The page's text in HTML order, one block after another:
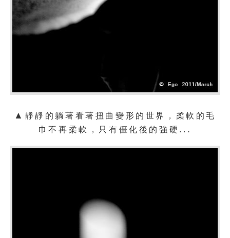
▲ 靜靜的躺著看著扭曲變形的世界，柔軟的毛
巾不再柔軟，只有僵化後的強硬.. .